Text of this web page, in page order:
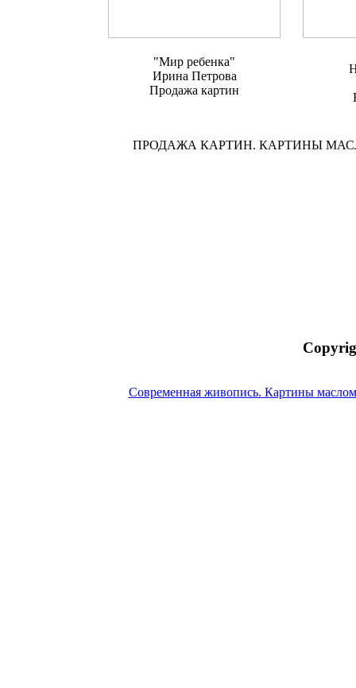
"Мир ребенка"
Ирина Петрова
Продажа картин
ПРОДАЖА КАРТИН. КАРТИНЫ
Современная живопись. Картины